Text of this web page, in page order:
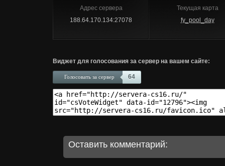
Адрес сервера
188.64.170.134:27078
Текущая карта
fy_pool_day
Виджет для голосования за сервер на вашем сайте:
64
Голосовать за сервер
Оставить комментарий: